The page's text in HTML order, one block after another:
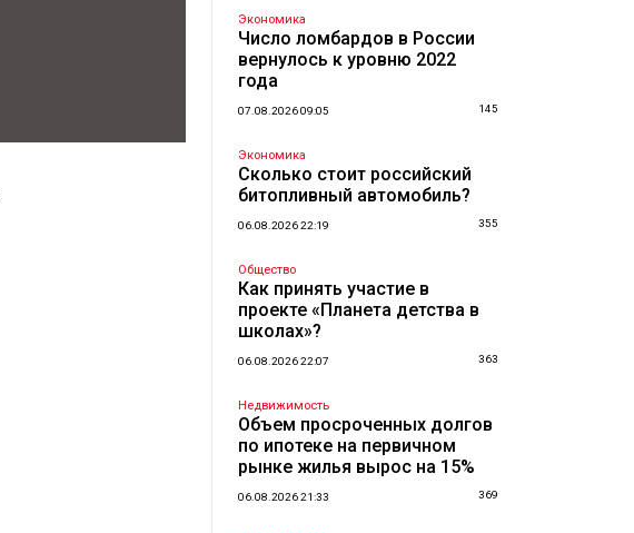
Экономика
Число ломбардов в России
вернулось к уровню 2022
года
07.08.2026 09:05 145
Экономика
Сколько стоит российский
битопливный автомобиль?
06.08.2026 22:19 355
Общество
Как принять участие в
проекте «Планета детства в
школах»?
06.08.2026 22:07 363
Недвижимость
Объем просроченных долгов
по ипотеке на первичном
рынке жилья вырос на 15%
06.08.2026 21:33 369